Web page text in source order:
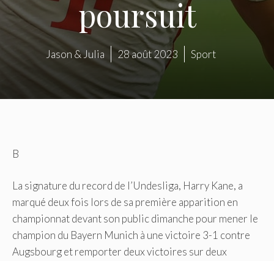
poursuit
Jason & Julia 28 août 2023 Sport
B
La signature du record de l’Undesliga, Harry Kane, a
marqué deux fois lors de sa première apparition en
championnat devant son public dimanche pour mener le
champion du Bayern Munich à une victoire 3-1 contre
Augsbourg et remporter deux victoires sur deux